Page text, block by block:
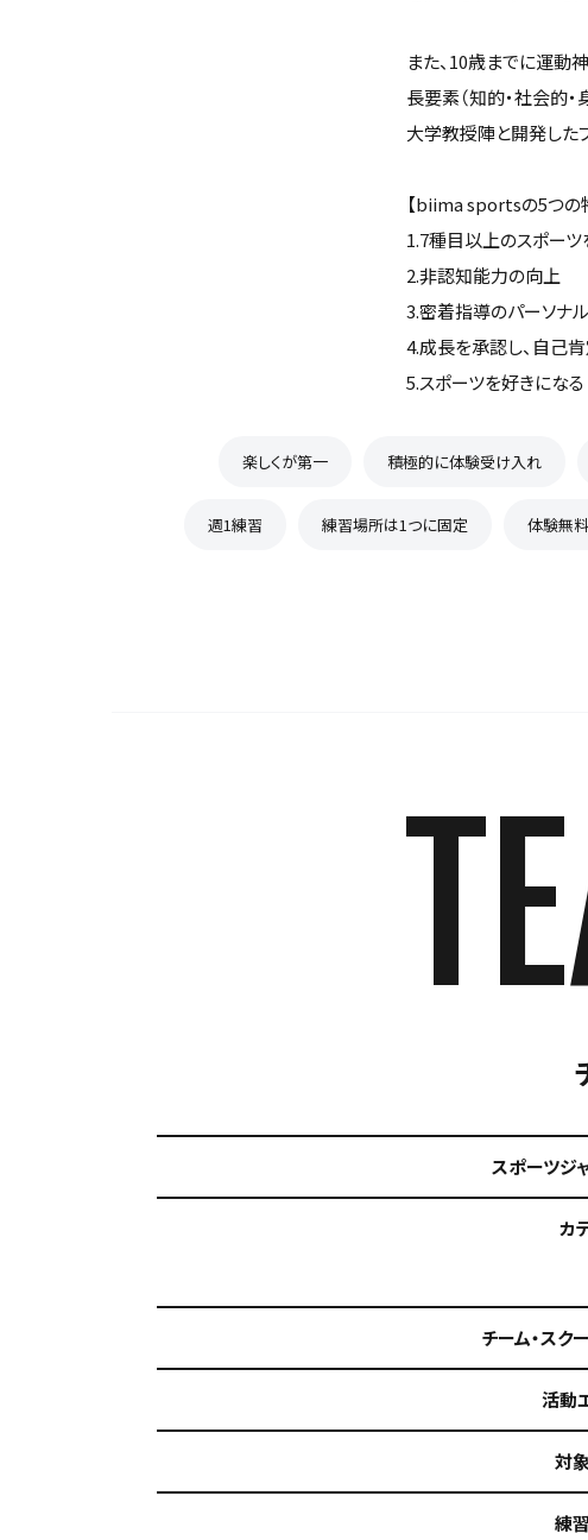
また、10歳までに運動
長要素（知的・社会的
大学教授陣と開発した
【biima sportsの5つの
1.7種目以上のスポー
2.非認知能力の向上
3.密着指導のパーソナ
4.成長を承認し、自己
5.スポーツを好きにな
楽しくが第一 積極的に体験受け入れ
週1練習 練習場所は1つに固定 体験無料
スポーツジ
カ
チーム・スク
活動
対
練